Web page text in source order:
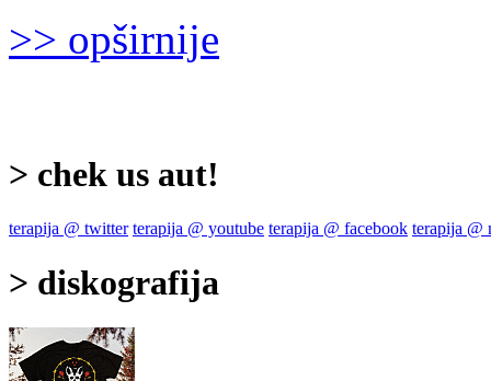
>> opširnije
> chek us aut!
terapija @ twitter terapija @ youtube terapija @ facebook terapija @
> diskografija